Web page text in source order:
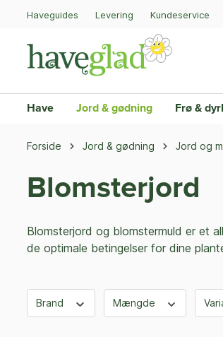
Haveguides Levering Kundeservice
Have Jord & gødning Frø &
Forside Jord & gødning Jord og
Blomsterjord
Blomsterjord og blomstermuld er et
de optimale betingelser for dine
Brand Mængde